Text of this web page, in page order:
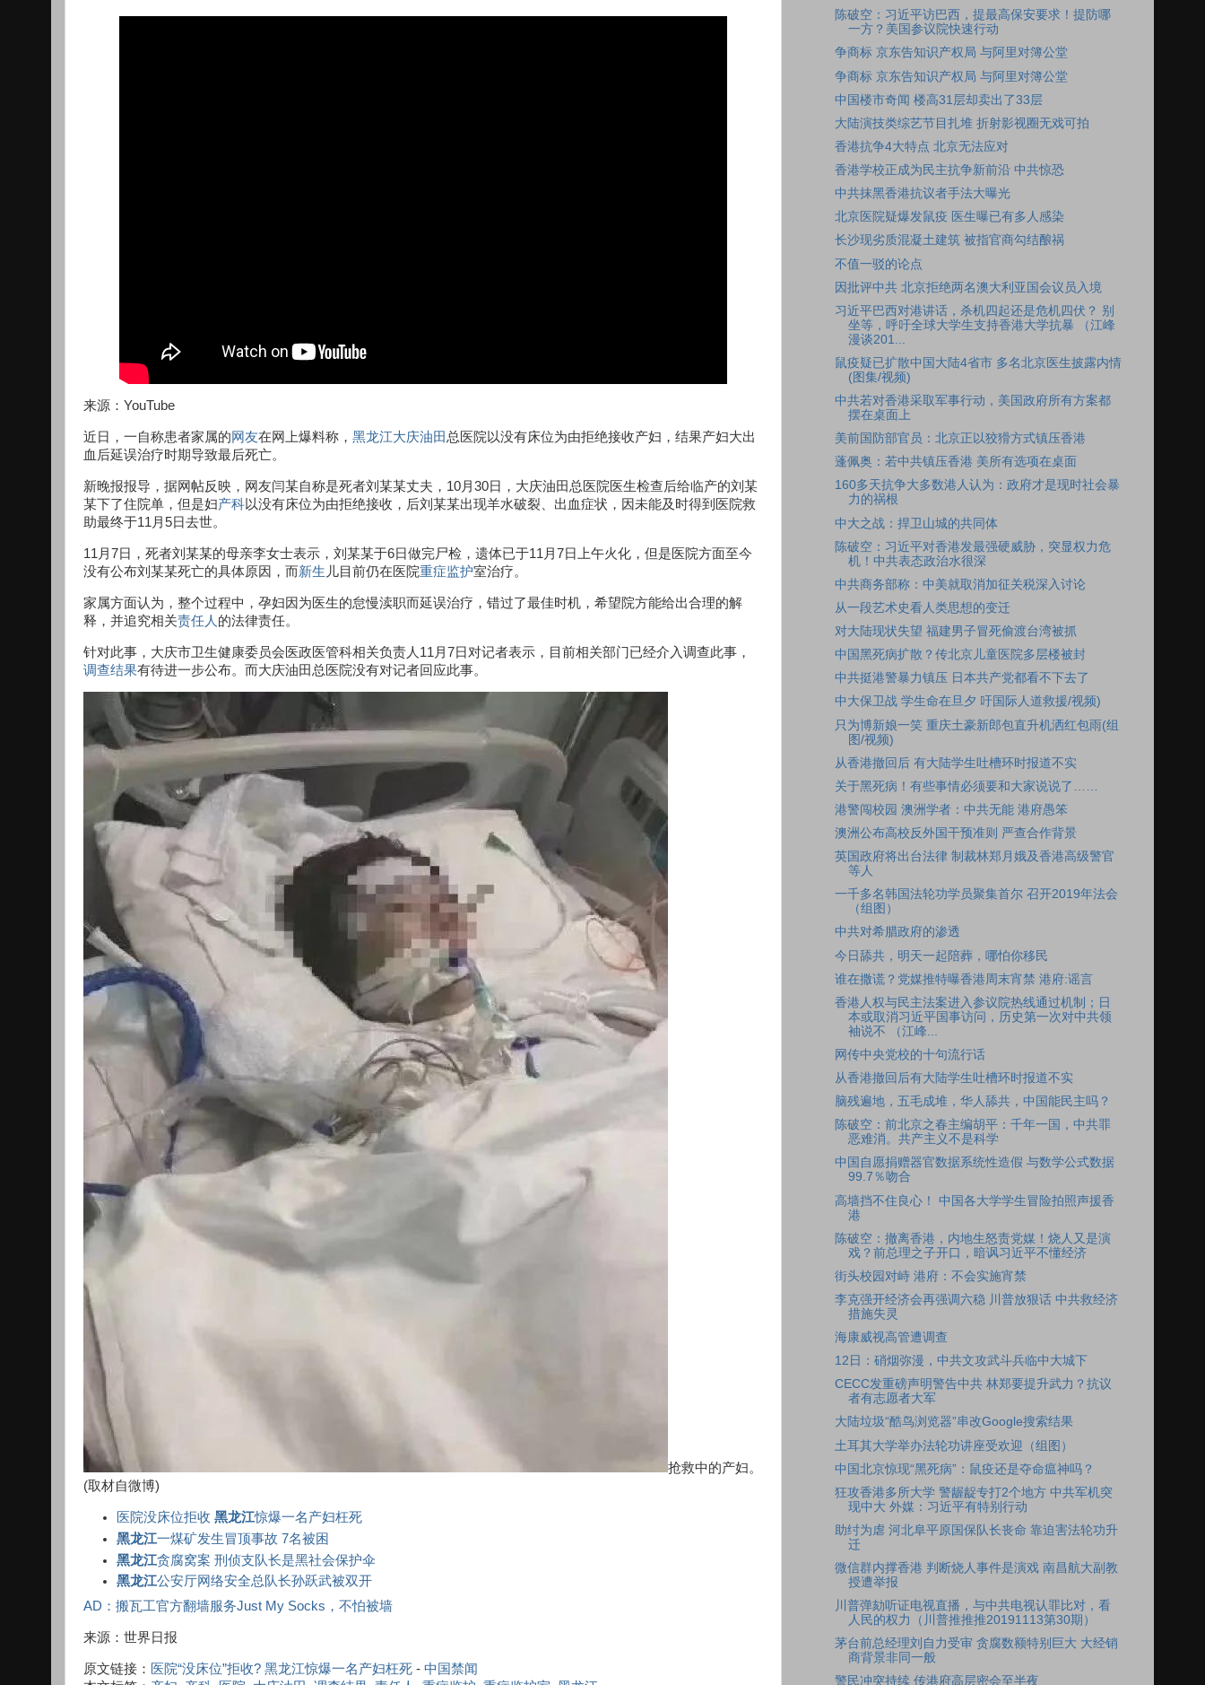
来源：YouTube
近日，一自称患者家属的网友在网上爆料称， 黑龙江大庆油田总医院以没有床位为由拒绝接收产妇，结果产妇大出
血后延误治疗时期导致最后死亡。
新晚报报导，据网帖反映，网友闫某自称是死者刘某某丈夫，10月30日，大庆油田总医院医生检查后给临产的刘某
某下了住院单，但是妇产科以没有床位为由拒绝接收，后刘某某出现羊水破裂、出血症状，因未能及时得到医院救
助最终于11月5日去世。
11月7日，死者刘某某的母亲李女士表示，刘某某于6日做完尸检，遗体已于11月7日上午火化，但是医院方面至今
没有公布刘某某死亡的具体原因，而新生 儿目前仍在医院重症监护室治疗。
家属方面认为，整个过程中，孕妇因为医生的怠慢渎职而延误治疗，错过了最佳时机，希望院方能给出合理的解
释，并追究相关责任人 的法律责任。
针对此事，大庆市卫生健康委员会医政医管科相关负责人11月7日对记者表示，目前相关部门已经介入调查此事，
调查结果有待进一步公布。而大庆油田总医院没有对记者回应此事。
抢救中的产妇。
(取材自微博)
医院没床位拒收黑龙江惊爆一名产妇枉死
黑龙江一煤矿发生冒顶事故 7名被困
黑龙江贪腐窝案 刑侦支队长是黑社会保护伞
黑龙江公安厅网络安全总队长孙跃武被双开
AD：搬瓦工官方翻墙服务Just My Socks，不怕被墙
来源：世界日报
原文链接： 医院“没床位”拒收? 黑龙江惊爆一名产妇枉死 - 中国禁闻
陈破空：习近平访巴西，提最高保安要求！提防哪
一方？美国参议院快速行动
争商标 京东告知识产权局 与阿里对簿公堂
争商标 京东告知识产权局 与阿里对簿公堂
中国楼市奇闻 楼高31层却卖出了33层
大陆演技类综艺节目扎堆 折射影视圈无戏可拍
香港抗争4大特点 北京无法应对
香港学校正成为民主抗争新前沿 中共惊恐
中共抹黑香港抗议者手法大曝光
北京医院疑爆发鼠疫 医生曝已有多人感染
长沙现劣质混凝土建筑 被指官商勾结酿祸
不值一驳的论点
因批评中共 北京拒绝两名澳大利亚国会议员入境
习近平巴西对港讲话，杀机四起还是危机四伏？ 别
坐等，呼吁全球大学生支持香港大学抗暴 （江峰
漫谈201...
鼠疫疑已扩散中国大陆4省市 多名北京医生披露内情
(图集/视频)
中共若对香港采取军事行动，美国政府所有方案都
摆在桌面上
美前国防部官员：北京正以狡猾方式镇压香港
蓬佩奥：若中共镇压香港 美所有选项在桌面
160多天抗争大多数港人认为：政府才是现时社会暴
力的祸根
中大之战：捍卫山城的共同体
陈破空：习近平对香港发最强硬威胁，突显权力危
机！中共表态政治水很深
中共商务部称：中美就取消加征关税深入讨论
从一段艺术史看人类思想的变迁
对大陆现状失望 福建男子冒死偷渡台湾被抓
中国黑死病扩散？传北京儿童医院多层楼被封
中共挺港警暴力镇压 日本共产党都看不下去了
中大保卫战 学生命在旦夕 吁国际人道救援/视频)
只为博新娘一笑 重庆土豪新郎包直升机洒红包雨(组
图/视频)
从香港撤回后 有大陆学生吐槽环时报道不实
关于黑死病！有些事情必须要和大家说说了……
港警闯校园 澳洲学者：中共无能 港府愚笨
澳洲公布高校反外国干预准则 严查合作背景
英国政府将出台法律 制裁林郑月娥及香港高级警官
等人
一千多名韩国法轮功学员聚集首尔 召开2019年法会
（组图）
中共对希腊政府的渗透
今日舔共，明天一起陪葬，哪怕你移民
谁在撒谎？党媒推特曝香港周末宵禁 港府:谣言
香港人权与民主法案进入参议院热线通过机制；日
本或取消习近平国事访问，历史第一次对中共领
袖说不 （江峰...
网传中央党校的十句流行话
从香港撤回后有大陆学生吐槽环时报道不实
脑残遍地，五毛成堆，华人舔共，中国能民主吗？
陈破空：前北京之春主编胡平：千年一国，中共罪
恶难消。共产主义不是科学
中国自愿捐赠器官数据系统性造假 与数学公式数据
99.7％吻合
高墙挡不住良心！ 中国各大学学生冒险拍照声援香
港
陈破空：撤离香港，内地生怒责党媒！烧人又是演
戏？前总理之子开口，暗讽习近平不懂经济
街头校园对峙 港府：不会实施宵禁
李克强开经济会再强调六稳 川普放狠话 中共救经济
措施失灵
海康威视高管遭调查
12日：硝烟弥漫，中共文攻武斗兵临中大城下
CECC发重磅声明警告中共 林郑要提升武力？抗议
者有志愿者大军
大陆垃圾“酷鸟浏览器”串改Google搜索结果
土耳其大学举办法轮功讲座受欢迎（组图）
中国北京惊现“黑死病”：鼠疫还是夺命瘟神吗？
狂攻香港多所大学 警龌龊专打2个地方 中共军机突
现中大 外媒：习近平有特别行动
助纣为虐 河北阜平原国保队长丧命 靠迫害法轮功升
迁
微信群内撑香港 判断烧人事件是演戏 南昌航大副教
授遭举报
川普弹劾听证电视直播，与中共电视认罪比对，看
人民的权力（川普推推推20191113第30期）
茅台前总经理刘自力受审 贪腐数额特别巨大 大经销
商背景非同一般
警民冲突持续 传港府高层密会至半夜